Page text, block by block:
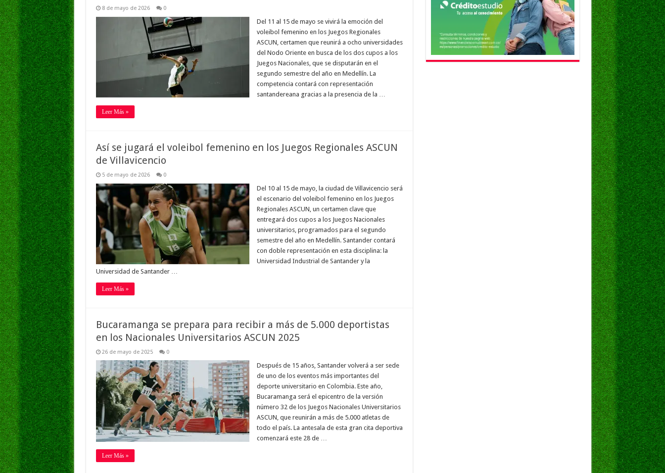
8 de mayo de 2026 0
Del 11 al 15 de mayo se vivirá la emoción del
voleibol femenino en los Juegos Regionales
ASCUN, certamen que reunirá a ocho universidades
del Nodo Oriente en busca de los dos cupos a los
Juegos Nacionales, que se disputarán en el
segundo semestre del año en Medellín. La
competencia contará con representación
santandereana gracias a la presencia de la …
Leer Más »
Así se jugará el voleibol femenino en los Juegos Regionales ASCUN
de Villavicencio
5 de mayo de 2026 0
Del 10 al 15 de mayo, la ciudad de Villavicencio será
el escenario del voleibol femenino en los Juegos
Regionales ASCUN, un certamen clave que
entregará dos cupos a los Juegos Nacionales
universitarios, programados para el segundo
semestre del año en Medellín. Santander contará
con doble representación en esta disciplina: la
Universidad Industrial de Santander y la
Universidad de Santander …
Leer Más »
Bucaramanga se prepara para recibir a más de 5.000 deportistas
en los Nacionales Universitarios ASCUN 2025
26 de mayo de 2025 0
Después de 15 años, Santander volverá a ser sede
de uno de los eventos más importantes del
deporte universitario en Colombia. Este año,
Bucaramanga será el epicentro de la versión
número 32 de los Juegos Nacionales Universitarios
ASCUN, que reunirán a más de 5.000 atletas de
todo el país. La antesala de esta gran cita deportiva
comenzará este 28 de …
Leer Más »